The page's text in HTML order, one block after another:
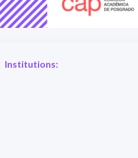
Institutions: